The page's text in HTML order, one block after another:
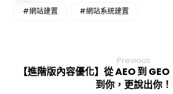
#網站建置 #網站系統建置
Previous
【進階版內容優化】從 AEO 到
到你，更說出你！